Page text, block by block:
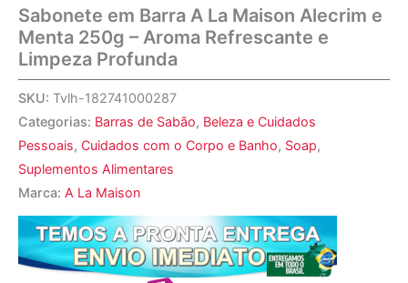
Sabonete em Barra A La Maison Alecrim e
Menta 250g – Aroma Refrescante e
Limpeza Profunda
SKU: Tvlh-182741000287
Categorias: Barras de Sabão, Beleza e Cuidados
Pessoais, Cuidados com o Corpo e Banho, Soap,
Suplementos Alimentares
Marca: A La Maison